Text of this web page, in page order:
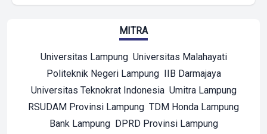
MITRA
Universitas Lampung Universitas Malahayati
Politeknik Negeri Lampung IIB Darmajaya
Universitas Teknokrat Indonesia Umitra Lampung
RSUDAM Provinsi Lampung TDM Honda Lampung
Bank Lampung DPRD Provinsi Lampung